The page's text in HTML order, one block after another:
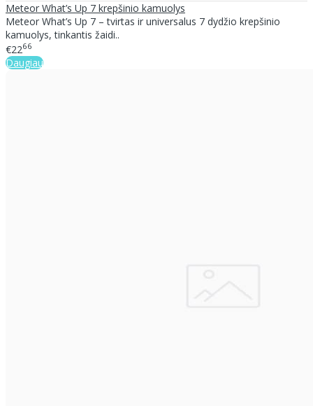
Meteor What’s Up 7 krepšinio kamuolys
Meteor What’s Up 7 – tvirtas ir universalus 7 dydžio krepšinio
kamuolys, tinkantis žaidi..
€2266
Daugiau